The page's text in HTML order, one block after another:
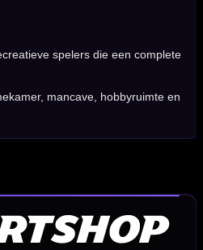
spelers die een complete
mancave, hobbyruimte en